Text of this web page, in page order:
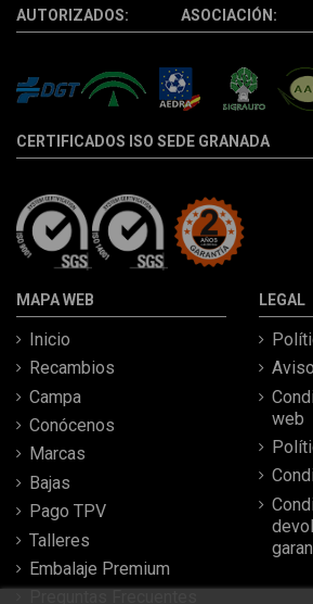
AUTORIZADOS: ASOCIACIÓN:
CERTIFICADOS ISO SEDE GRANADA
MAPA WEB
Inicio
Recambios
Campa
Conócenos
Marcas
Bajas
Pago TPV
Talleres
Embalaje Premium
LEGAL
web